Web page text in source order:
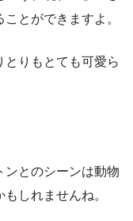
とができますよ。
とりもとても可愛ら
ンとのシーンは動物
しれませんね。